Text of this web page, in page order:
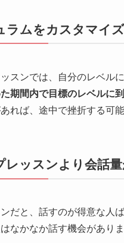
ラムをカスタマイ
スンでは、自分のレベル
期間内で目標のレベルに
れば、途中で挫折する可
レッスンより会話
だと、話すのが得意な人
なかなか話す機会がありま